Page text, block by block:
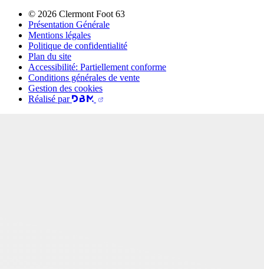
© 2026 Clermont Foot 63
Présentation Générale
Mentions légales
Politique de confidentialité
Plan du site
Accessibilité: Partiellement conforme
Conditions générales de vente
Gestion des cookies
Réalisé par